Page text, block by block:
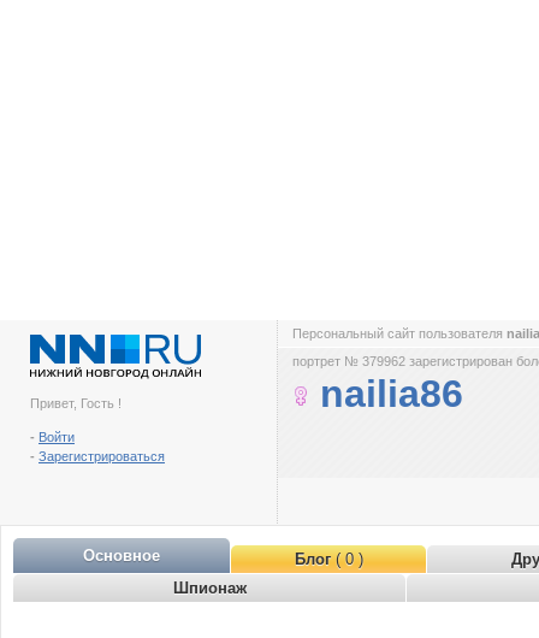
Привет, Гость !
- Войти
- Зарегистрироваться
Персональный сайт пользователя
портрет № 379962 зарегистрирован
nailia86
Основное Блог( 0 )
Шпионаж